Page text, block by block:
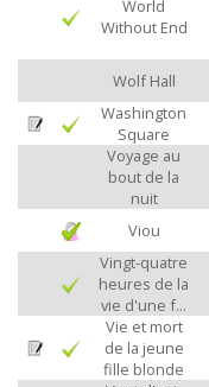
World
Without End
Wolf Hall
Washington
Square
Voyage au
bout de la
nuit
Viou
Vingt-quatre
heures de la
vie d'une f...
Vie et mort
de la jeune
fille blonde